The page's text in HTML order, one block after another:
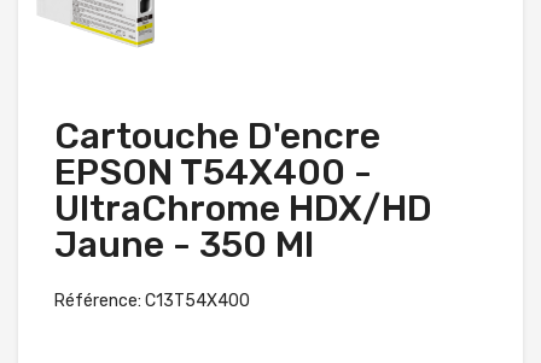
Cartouche D'encre
EPSON T54X400 -
UltraChrome HDX/HD
Jaune - 350 Ml
Référence: C13T54X400